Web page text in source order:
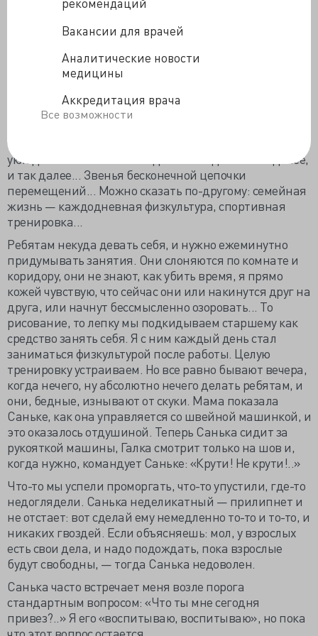
Вакансии для врачей
Аналитические новости
медицины
Аккредитация врача
Все возможности
предметов. К примеру, возьмем хотя бы завтрак или
обед. Сколько ложек и вилок надо извлечь перед
обедом и переместить на стол, сколько кружек!
Сколько кастрюлек извлечь из холодильника! Сколько
разогреваний совершить на плите! Сколько
подмести за ребятами!
часто мочит штаны во время обеда, затем
укладывание на послеобеденный отдых. И так далее,
и так далее... Звенья бесконечной цепочки
перемещений... Можно сказать по-другому: семейная
жизнь — каждодневная физкультура, спортивная
тренировка...
Ребятам некуда девать себя, и нужно ежеминутно
придумывать занятия. Они слоняются по комнате и
коридору, они не знают, как убить время, я прямо
кожей чувствую, что сейчас они или накинутся друг на
друга, или начнут бессмысленно озоровать... То
рисование, то лепку мы подкидываем старшему как
средство занять себя. Я с ним каждый день стал
заниматься физкультурой после работы. Целую
тренировку устраиваем. Но все равно бывают вечера,
когда нечего, ну абсолютно нечего делать ребятам, и
они, бедные, изнывают от скуки. Мама показала
Саньке, как она управляется со швейной машинкой, и
это оказалось отдушиной. Теперь Санька сидит за
рукояткой машины, Галка смотрит только на шов и,
когда нужно, командует Саньке: «Крути! Не крути!..»
Что-то мы успели проморгать, что-то упустили, где-то
недоглядели. Санька неделикатный — прилипнет и
не отстает: вот сделай ему немедленно то-то и то-то, и
никаких гвоздей. Если объясняешь: мол, у взрослых
есть свои дела, и надо подождать, пока взрослые
будут свободны, — тогда Санька недоволен.
Санька часто встречает меня возле порога
стандартным вопросом: «Что ты мне сегодня
привез?..» Я его «воспитываю, воспитываю», но пока